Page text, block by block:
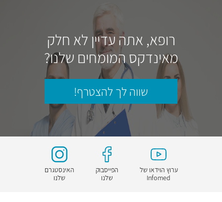
רופא, אתה עדיין לא חלק
מאינדקס המומחים שלנו?
שווה לך להצטרף!
ערוץ הוידאו של
Infomed
הפייסבוק
שלנו
האינסטגרם
שלנו